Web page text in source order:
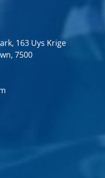
163 Uys Krige
7500